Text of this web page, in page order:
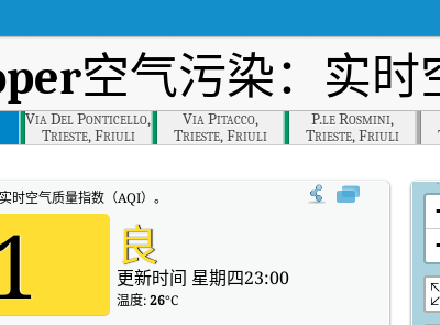
空气污染：实时
Via Del Ponticello,
Trieste, Friuli
Venezia Giulia
Via Pitacco,
Trieste, Friuli
Venezia Giulia
P.le Rosmini,
Trieste, Friuli
Venezia Giulia
时空气质量指数（AQI）。
良
更新时间 星期四23:00
温度:26°C